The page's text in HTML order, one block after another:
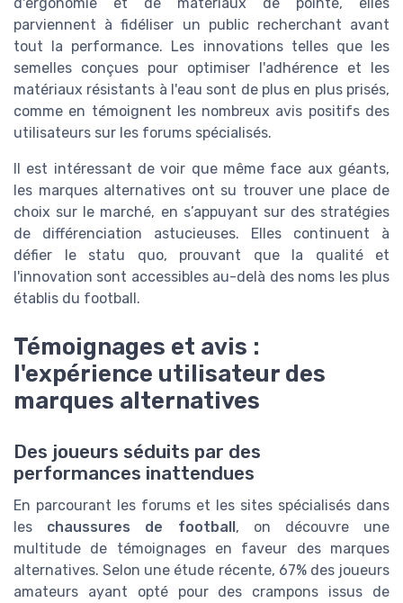
parviennent à fidéliser un public recherchant avant
tout la performance. Les innovations telles que les
semelles conçues pour optimiser l'adhérence et les
matériaux résistants à l'eau sont de plus en plus prisés,
comme en témoignent les nombreux avis positifs des
utilisateurs sur les forums spécialisés.
Il est intéressant de voir que même face aux géants,
les marques alternatives ont su trouver une place de
choix sur le marché, en s’appuyant sur des stratégies
de différenciation astucieuses. Elles continuent à
défier le statu quo, prouvant que la qualité et
l'innovation sont accessibles au-delà des noms les plus
établis du football.
Témoignages et avis :
l'expérience utilisateur des
marques alternatives
Des joueurs séduits par des
performances inattendues
En parcourant les forums et les sites spécialisés dans
les chaussures de football, on découvre une
multitude de témoignages en faveur des marques
alternatives. Selon une étude récente, 67% des joueurs
amateurs ayant opté pour des crampons issus de